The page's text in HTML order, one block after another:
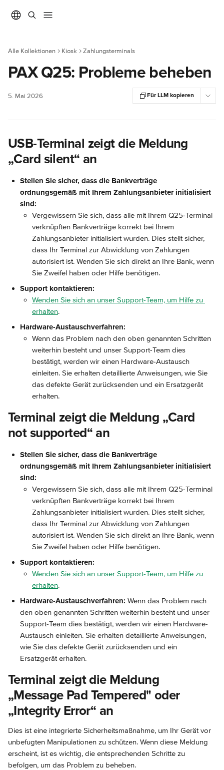
Alle Kollektionen Kiosk Zahlungsterminals
PAX Q25: Probleme beheben
5. Mai 2026 Für LLM kopieren
USB-Terminal zeigt die Meldung
„Card silent“ an
Stellen Sie sicher, dass die Bankverträge
ordnungsgemäß mit Ihrem Zahlungsanbieter initialisiert
sind:
Vergewissern Sie sich, dass alle mit Ihrem Q25-Terminal
verknüpften Bankverträge korrekt bei Ihrem
Zahlungsanbieter initialisiert wurden. Dies stellt sicher,
dass Ihr Terminal zur Abwicklung von Zahlungen
autorisiert ist. Wenden Sie sich direkt an Ihre Bank, wenn
Sie Zweifel haben oder Hilfe benötigen.
Support kontaktieren:
Wenden Sie sich an unser Support-Team, um Hilfe zu
erhalten.
Hardware-Austauschverfahren:
Wenn das Problem nach den oben genannten Schritten
weiterhin besteht und unser Support-Team dies
bestätigt, werden wir einen Hardware-Austausch
einleiten. Sie erhalten detaillierte Anweisungen, wie Sie
das defekte Gerät zurücksenden und ein Ersatzgerät
erhalten.
Terminal zeigt die Meldung „Card
not supported“ an
Stellen Sie sicher, dass die Bankverträge
ordnungsgemäß mit Ihrem Zahlungsanbieter initialisiert
sind:
Vergewissern Sie sich, dass alle mit Ihrem Q25-Terminal
verknüpften Bankverträge korrekt bei Ihrem
Zahlungsanbieter initialisiert wurden. Dies stellt sicher,
dass Ihr Terminal zur Abwicklung von Zahlungen
autorisiert ist. Wenden Sie sich direkt an Ihre Bank, wenn
Sie Zweifel haben oder Hilfe benötigen.
Support kontaktieren:
Wenden Sie sich an unser Support-Team, um Hilfe zu
erhalten.
Hardware-Austauschverfahren: Wenn das Problem nach
den oben genannten Schritten weiterhin besteht und unser
Support-Team dies bestätigt, werden wir einen Hardware-
Austausch einleiten. Sie erhalten detaillierte Anweisungen,
wie Sie das defekte Gerät zurücksenden und ein
Ersatzgerät erhalten.
Terminal zeigt die Meldung
„Message Pad Tempered" oder
„Integrity Error“ an
Dies ist eine integrierte Sicherheitsmaßnahme, um Ihr Gerät vor
unbefugten Manipulationen zu schützen. Wenn diese Meldung
erscheint, ist es wichtig, die entsprechenden Schritte zu
befolgen, um das Problem zu beheben.